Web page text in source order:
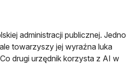
administracji publicznej. Jedno
towarzyszy jej wyraźna luka
drugi urzędnik korzysta z AI w